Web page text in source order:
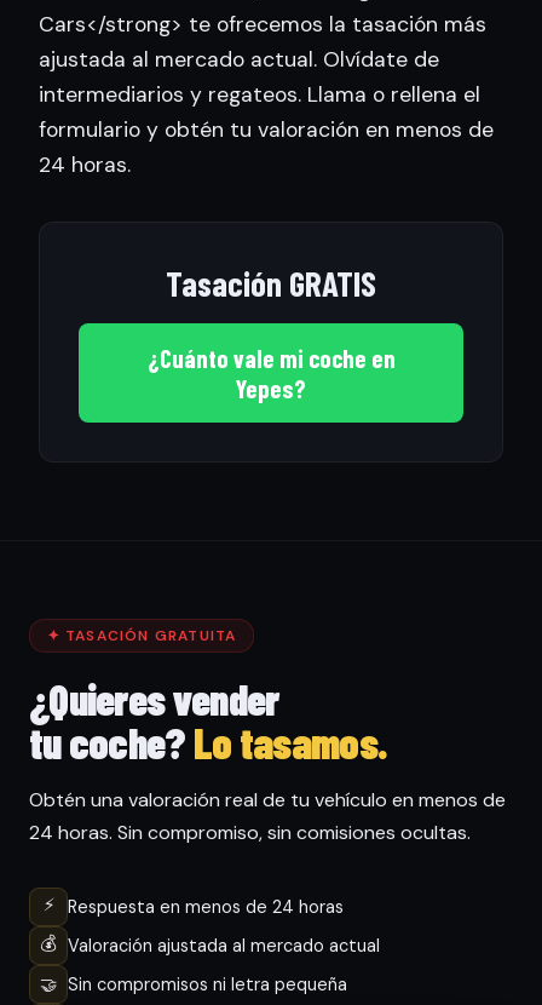
Cars</strong> te ofrecemos la tasación más
ajustada al mercado actual. Olvídate de
intermediarios y regateos. Llama o rellena el
formulario y obtén tu valoración en menos de
24 horas.
Tasación GRATIS
¿Cuánto vale mi coche en
Yepes?
✦ TASACIÓN GRATUITA
¿Quieres vender
tu coche?Lo tasamos.
Obtén una valoración real de tu vehículo en menos de
24 horas. Sin compromiso, sin comisiones ocultas.
⚡
Respuesta en menos de 24 horas
💰 Valoración ajustada al mercado actual
🤝 Sin compromisos ni letra pequeña